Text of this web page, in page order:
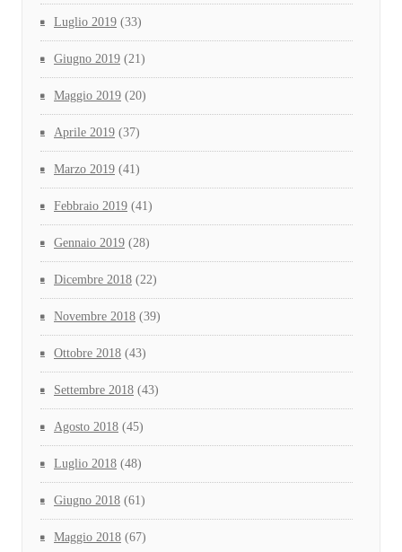
Luglio 2019 (33)
Giugno 2019 (21)
Maggio 2019 (20)
Aprile 2019 (37)
Marzo 2019 (41)
Febbraio 2019 (41)
Gennaio 2019 (28)
Dicembre 2018 (22)
Novembre 2018 (39)
Ottobre 2018 (43)
Settembre 2018 (43)
Agosto 2018 (45)
Luglio 2018 (48)
Giugno 2018 (61)
Maggio 2018 (67)